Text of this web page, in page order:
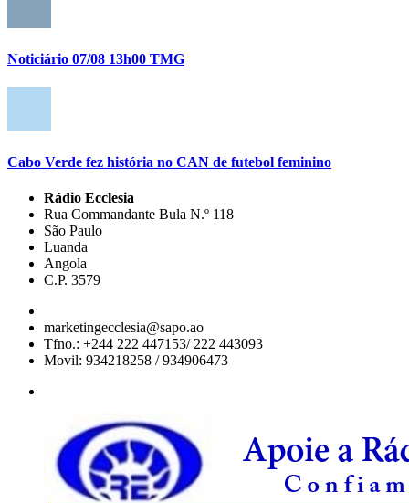
Noticiário 07/08 13h00 TMG
Cabo Verde fez história no CAN de futebol feminino
Rádio Ecclesia
Rua Commandante Bula N.º 118
São Paulo
Luanda
Angola
C.P. 3579
marketingecclesia@sapo.ao
Tfno.: +244 222 447153/ 222 443093
Movil: 934218258 / 934906473